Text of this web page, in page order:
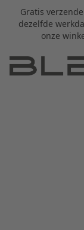
Gratis
dezelfde
onze